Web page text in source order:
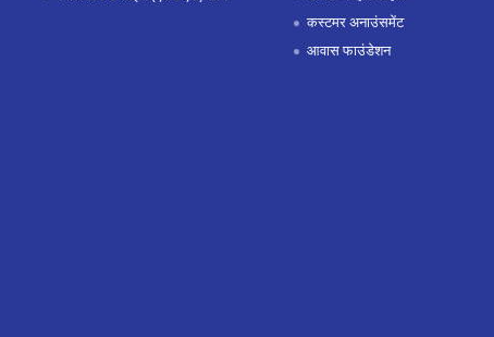
कस्टमर अनाउंसमेंट
आवास फाउंडेशन